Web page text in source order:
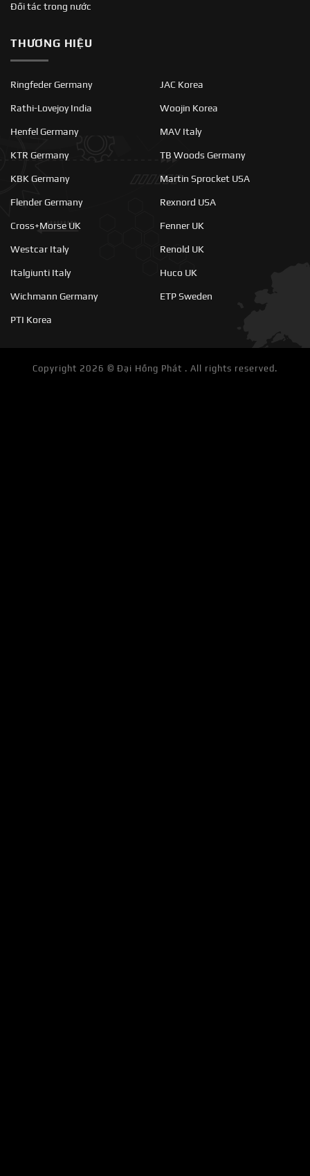
Đối tác trong nước
THƯƠNG HIỆU
Ringfeder Germany
Rathi-Lovejoy India
Henfel Germany
KTR Germany
KBK Germany
Flender Germany
Cross+Morse UK
Westcar Italy
Italgiunti Italy
Wichmann Germany
PTI Korea
JAC Korea
Woojin Korea
MAV Italy
TB Woods Germany
Martin Sprocket USA
Rexnord USA
Fenner UK
Renold UK
Huco UK
ETP Sweden
Copyright 2026 © Đại Hồng Phát . All rights reserved.